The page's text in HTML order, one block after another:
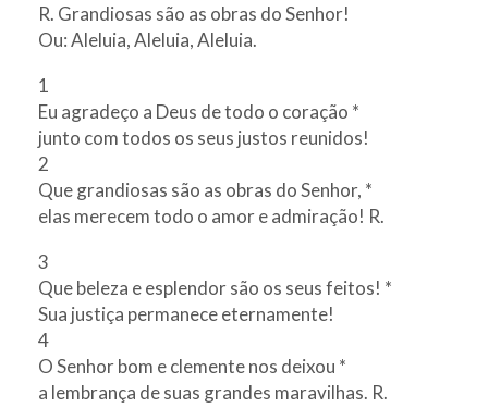
R. Grandiosas são as obras do Senhor!
Ou: Aleluia, Aleluia, Aleluia.
1
Eu agradeço a Deus de todo o coração *
junto com todos os seus justos reunidos!
2
Que grandiosas são as obras do Senhor, *
elas merecem todo o amor e admiração! R.
3
Que beleza e esplendor são os seus feitos! *
Sua justiça permanece eternamente!
4
O Senhor bom e clemente nos deixou *
a lembrança de suas grandes maravilhas. R.